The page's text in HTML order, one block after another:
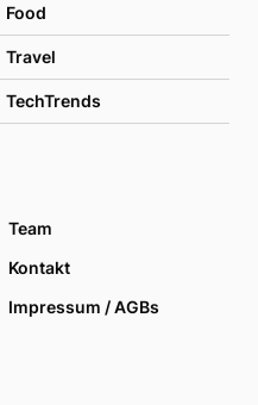
Food
Travel
TechTrends
Team
Kontakt
Impressum / AGBs